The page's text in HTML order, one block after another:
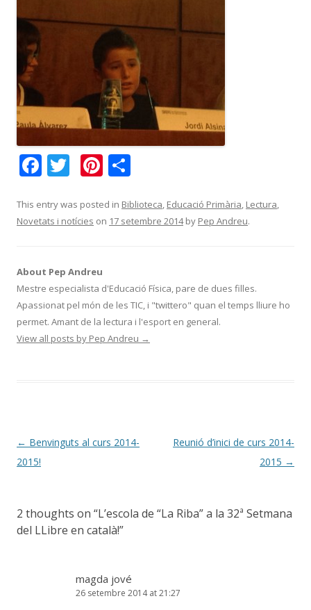
F
e
b
o
k
T
itt
er
Pi
er
e
m
p
ix
This entry was posted in Biblioteca, Educació Primària, Lectura,
Novetats i notícies on 17 setembre 2014by Pep Andreu.
About Pep Andreu
Mestre especialista d'Educació Física, pare de dues filles.
Apassionat pel món de les TIC, i "twittero" quan el temps lliure ho
permet. Amant de la lectura i l'esport en general.
View all posts by Pep Andreu →
Post
navigation
← Benvinguts al curs 2014-
2015!
Reunió d’inici de curs 2014-
2015 →
2 thoughts on “L’escola de “La Riba” a la 32ª Setmana
del LLibre en català!”
magda jové
26 setembre 2014 at 21:27